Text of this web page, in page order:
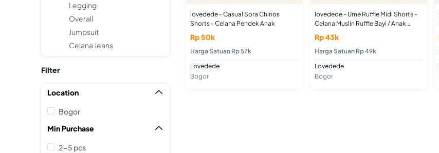
Legging
Overall
Jumpsuit
Celana Jeans
Filter
Location 
Bogor
Min Purchase

2-5 pcs
lovedede - Casual Sora Chinos
Shorts - Celana Pendek Anak
Rp 50k
Harga Satuan Rp 57k
Lovedede
Bogor
lovedede - Ume Ruffle Midi Shorts -
Celana Muslin Ruffle Bayi / Anak
Rp 43k
Harga Satuan Rp 49k
Lovedede
Bogor